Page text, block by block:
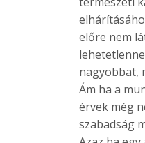
előre nem
nagyobbat,
Ám ha a
érvek még
szabadság